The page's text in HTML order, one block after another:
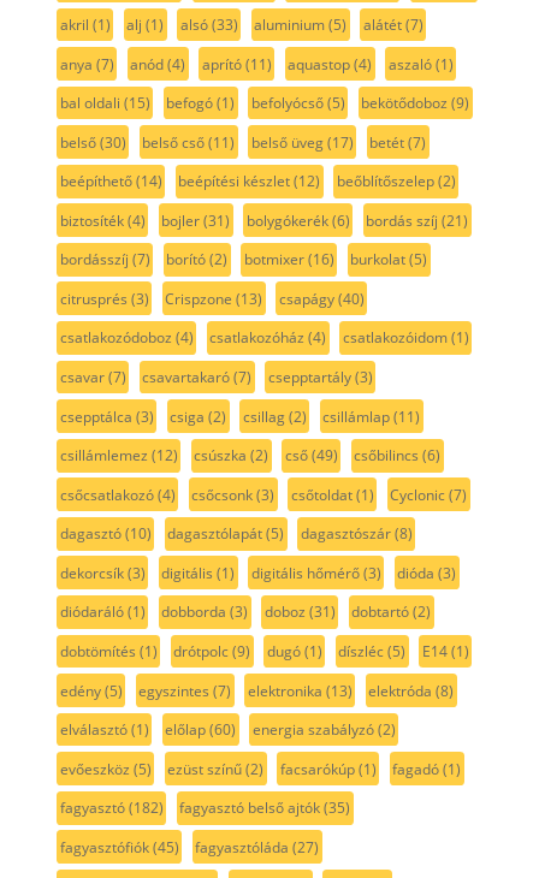
akril (1) alj (1) alsó(33) aluminium(5) alátét(7)
anya (7) anód(4) aprító(11) aquastop(4) aszaló(1)
bal oldali (15) befogó(1) befolyócső(5) bekötődoboz (9)
belső(30) belső cső(11) belső üveg(17) betét(7)
beépíthető(14) beépítési készlet(12) beőblítőszelep(2)
biztosíték(4) bojler(31) bolygókerék(6) bordás szíj (21)
bordásszíj (7) borító(2) botmixer(16) burkolat(5)
citrusprés (3) Crispzone (13) csapágy(40)
csatlakozódoboz (4) csatlakozóház (4) csatlakozóidom(1)
csavar(7) csavartakaró(7) csepptartály(3)
csepptálca (3) csiga (2) csillag(2) csillámlap(11)
csillámlemez (12) csúszka (2) cső(49) csőbilincs (6)
csőcsatlakozó(4) csőcsonk(3) csőtoldat(1) Cyclonic(7)
dagasztó(10) dagasztólapát(5) dagasztószár(8)
dekorcsík(3) digitális (1) digitális hőmérő(3) dióda (3)
diódaráló(1) dobborda (3) doboz (31) dobtartó(2)
dobtömítés (1) drótpolc(9) dugó(1) díszléc(5) E14(1)
edény(5) egyszintes (7) elektronika (13) elektróda (8)
elválasztó(1) előlap(60) energia szabályzó(2)
evőeszköz (5) ezüst színű(2) facsarókúp(1) fagadó(1)
fagyasztó(182) fagyasztó belső ajtók(35)
fagyasztófiók(45) fagyasztóláda (27)